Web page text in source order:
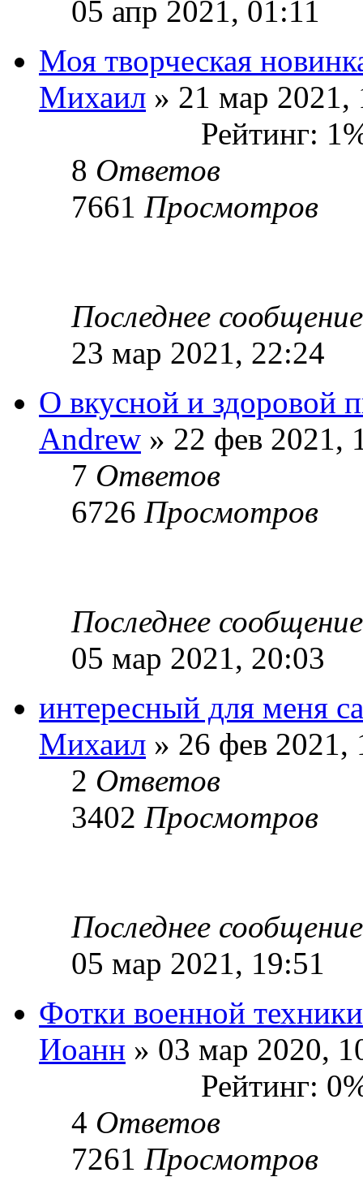
05 апр 2021, 01:11
Моя творческая
Михаил » 21 мар 2021,
Рейтинг:
8 Ответов
7661 Просмотров
Последнее
23 мар 2021, 22:24
О вкусной и здоровой
Andrew » 22 фев 2021,
7 Ответов
6726 Просмотров
Последнее
05 мар 2021, 20:03
интересный для меня
Михаил » 26 фев 2021,
2 Ответов
3402 Просмотров
Последнее
05 мар 2021, 19:51
Фотки военной
Иоанн » 03 мар 2020,
Рейтинг:
4 Ответов
7261 Просмотров